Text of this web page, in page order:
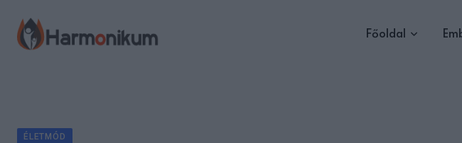
content
Főoldal
ÉLETMÓD